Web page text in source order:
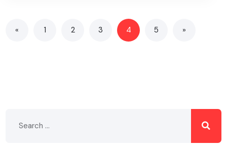
« 1 2 3 4 5 »